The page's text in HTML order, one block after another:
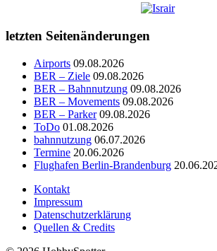
letzten Seitenänderungen
Airports 09.08.2026
BER – Ziele 09.08.2026
BER – Bahnnutzung 09.08.2026
BER – Movements 09.08.2026
BER – Parker 09.08.2026
ToDo 01.08.2026
bahnnutzung 06.07.2026
Termine 20.06.2026
Flughafen Berlin-Brandenburg
Kontakt
Impressum
Datenschutzerklärung
Quellen & Credits